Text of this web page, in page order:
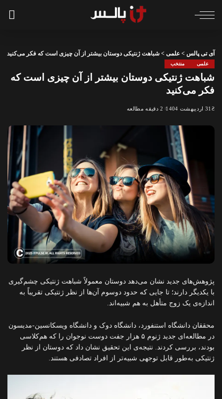
آی تی پالس > علمی > شباهت ژنتیکی دوستان بیشتر از آن چیزی است که فکر می‌کنید
علمی منتخب
شباهت ژنتیکی دوستان بیشتر از آن چیزی است که
فکر می‌کنید
31 اردیبهشت 1404 2 دقیقه مطالعه
پژوهش‌های جدید نشان می‌دهد دوستان معمولاً شباهت ژنتیکی چشم‌گیری
با یکدیگر دارند؛ تا جایی که حدود دو‌سوم آن‌ها از نظر ژنتیکی تقریباً به
اندازه‌ی یک زوج متأهل به هم شبیه‌اند.
محققان دانشگاه استنفورد، دانشگاه دوک و دانشگاه ویسکانسین-مدیسون
در مطالعه‌ای جدید ژنوم ۵ هزار جفت دوست نوجوان را که هم‌کلاسی
بودند، بررسی کردند. نتیجه‌ی این تحقیق نشان داد که دوستان از نظر
ژنتیکی به‌طور قابل توجهی شبیه‌تر از افراد تصادفی هستند.